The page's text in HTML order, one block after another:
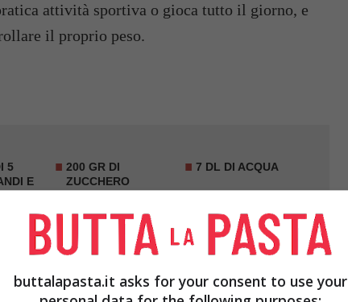
attività sportiva o gioca tutto il giorno, e
il proprio peso.
5
E
200 GR DI
ZUCCHERO
7 DL DI ACQUA
buttalapasta.it asks for your consent to use your